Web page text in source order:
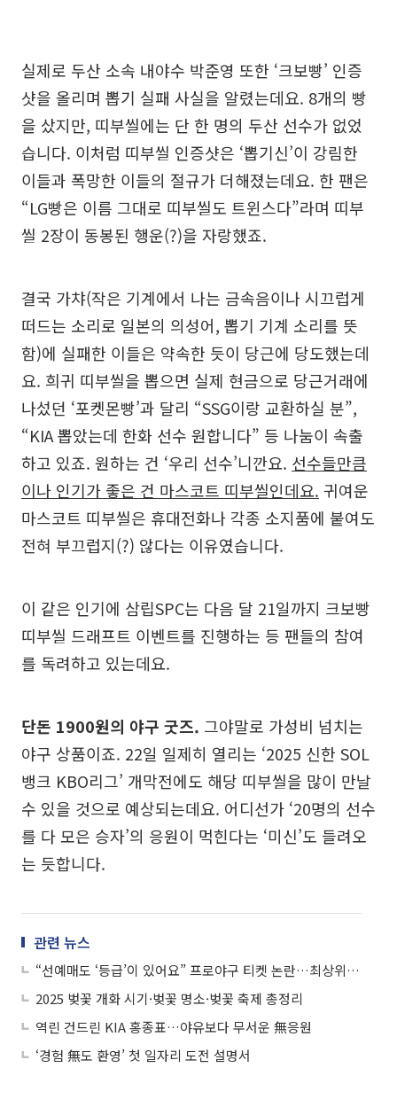
실제로 두산 소속 내야수 박준영 또한 ‘크보빵’ 인증
샷을 올리며 뽑기 실패 사실을 알렸는데요. 8개의 빵
을 샀지만, 띠부씰에는 단 한 명의 두산 선수가 없었
습니다. 이처럼 띠부씰 인증샷은 ‘뽑기신’이 강림한
이들과 폭망한 이들의 절규가 더해졌는데요. 한 팬은
“LG빵은 이름 그대로 띠부씰도 트윈스다”라며 띠부
씰 2장이 동봉된 행운(?)을 자랑했죠.
결국 가챠(작은 기계에서 나는 금속음이나 시끄럽게
떠드는 소리로 일본의 의성어, 뽑기 기계 소리를 뜻
함)에 실패한 이들은 약속한 듯이 당근에 당도했는데
요. 희귀 띠부씰을 뽑으면 실제 현금으로 당근거래에
나섰던 ‘포켓몬빵’과 달리 “SSG이랑 교환하실 분”,
“KIA 뽑았는데 한화 선수 원합니다” 등 나눔이 속출
하고 있죠. 원하는 건 ‘우리 선수’니깐요. 선수들만큼
이나 인기가 좋은 건 마스코트 띠부씰인데요. 귀여운
마스코트 띠부씰은 휴대전화나 각종 소지품에 붙여도
전혀 부끄럽지(?) 않다는 이유였습니다.
이 같은 인기에 삼립SPC는 다음 달 21일까지 크보빵
띠부씰 드래프트 이벤트를 진행하는 등 팬들의 참여
를 독려하고 있는데요.
단돈 1900원의 야구 굿즈. 그야말로 가성비 넘치는
야구 상품이죠. 22일 일제히 열리는 ‘2025 신한 SOL
뱅크 KBO리그’ 개막전에도 해당 띠부씰을 많이 만날
수 있을 것으로 예상되는데요. 어디선가 ‘20명의 선수
를 다 모은 승자’의 응원이 먹힌다는 ‘미신’도 들려오
는 듯합니다.
관련 뉴스
“선예매도 ‘등급’이 있어요” 프로야구 티켓 논란…최상위는 암표?
2025 벚꽃 개화 시기·벚꽃 명소·벚꽃 축제 총정리
역린 건드린 KIA 홍종표…야유보다 무서운 無응원
‘경험 無도 환영’ 첫 일자리 도전 설명서